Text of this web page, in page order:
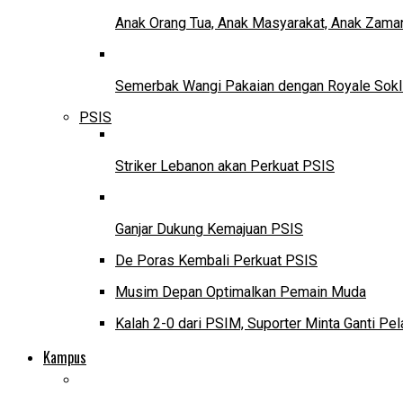
Anak Orang Tua, Anak Masyarakat, Anak
Semerbak Wangi Pakaian dengan Royale
PSIS
Striker Lebanon akan Perkuat PSIS
Ganjar Dukung Kemajuan PSIS
De Poras Kembali Perkuat PSIS
Musim Depan Optimalkan Pemain Muda
Kalah 2-0 dari PSIM, Suporter Minta Ganti
Kampus